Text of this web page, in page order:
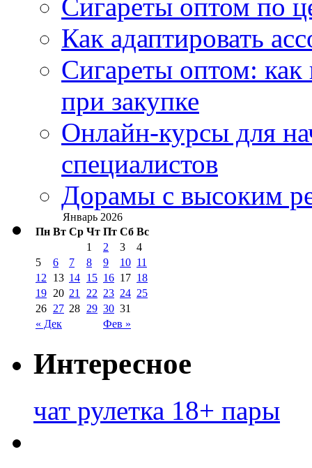
Сигареты оптом по
Как адаптировать
Сигареты оптом:
при закупке
Онлайн-курсы для
специалистов
Дорамы с высоким
Январь 2026
Пн Вт Ср Чт Пт Сб Вс
« Дек Фев »
1 2 3
4
5
6 7 8 9 10 11
12
13 14 15 16 17 18
19 20 21 22 23 24 25
26 27 28 29 30 31
Интересное
чат рулетка 18+ пары